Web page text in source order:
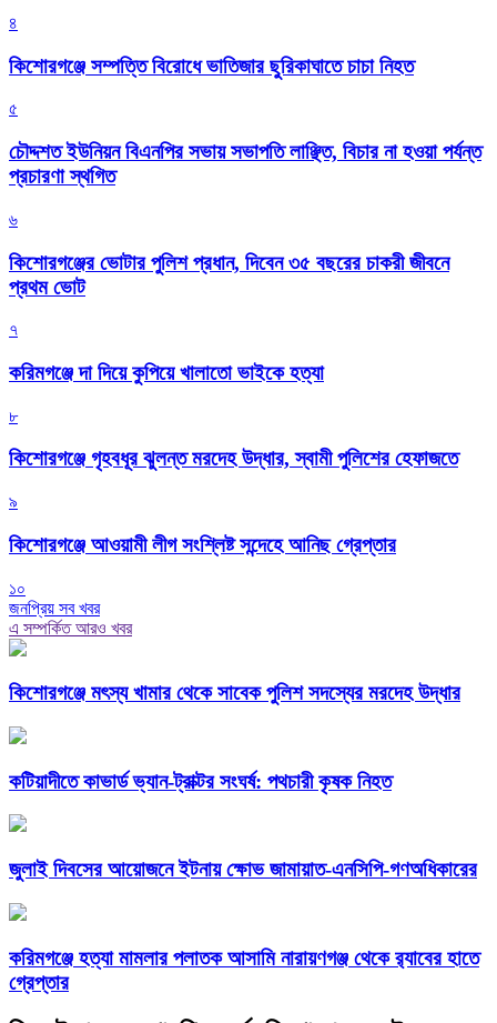
৪
কিশোরগঞ্জে সম্পত্তি বিরোধে ভাতিজার ছুরিকাঘাতে চাচা নিহত
৫
চৌদ্দশত ইউনিয়ন বিএনপির সভায় সভাপতি লাঞ্ছিত, বিচার না হওয়া পর্যন্ত
প্রচারণা স্থগিত
৬
কিশোরগঞ্জের ভোটার পুলিশ প্রধান, দিবেন ৩৫ বছরের চাকরী জীবনে
প্রথম ভোট
৭
করিমগঞ্জে দা দিয়ে কুপিয়ে খালাতো ভাইকে হত্যা
৮
কিশোরগঞ্জে গৃহবধূর ঝুলন্ত মরদেহ উদ্ধার, স্বামী পুলিশের হেফাজতে
৯
কিশোরগঞ্জে আওয়ামী লীগ সংশ্লিষ্ট সন্দেহে আনিছ গ্রেপ্তার
১০
জনপ্রিয় সব খবর
এ সম্পর্কিত আরও খবর
কিশোরগঞ্জে মৎস্য খামার থেকে সাবেক পুলিশ সদস্যের মরদেহ উদ্ধার
কটিয়াদীতে কাভার্ড ভ্যান-ট্রাক্টর সংঘর্ষ: পথচারী কৃষক নিহত
জুলাই দিবসের আয়োজনে ইটনায় ক্ষোভ জামায়াত-এনসিপি-গণঅধিকারের
করিমগঞ্জে হত্যা মামলার পলাতক আসামি নারায়ণগঞ্জ থেকে র‌্যাবের হাতে
গ্রেপ্তার